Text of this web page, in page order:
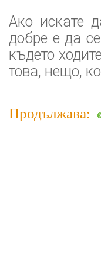
Ако искате
добре е да
където
това, нещо,
Продължава: